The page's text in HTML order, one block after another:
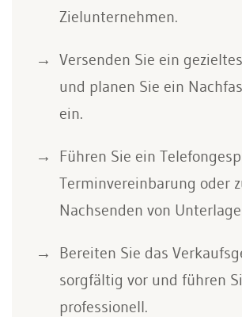
Zielunternehmen.
Versenden Sie ein
und planen Sie ein
ein.
Führen Sie ein
Terminvereinbarung oder
Nachsenden von
Bereiten Sie das
sorgfältig vor und führen
professionell.